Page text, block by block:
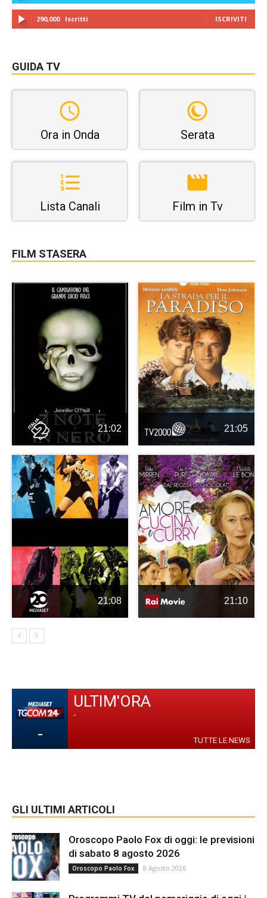
290,000 Iscritti ISCRIVITI
GUIDA TV
Ora in Onda Serata
Lista Canali Film in Tv
FILM STASERA
21:02 21:05
21:08 21:10
-
ULTIM'ORA
-
TUTTE LE NEWS
GLI ULTIMI ARTICOLI
Oroscopo Paolo Fox di oggi: le previsioni
di sabato 8 agosto 2026
Oroscopo Paolo Fox 8 Agosto 2026